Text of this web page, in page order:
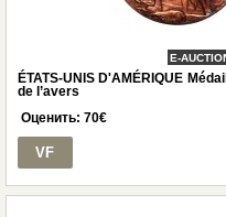
E-
ÉTATS-UNIS D'AMÉRIQUE
de l’avers
Оценить: 70€
VF